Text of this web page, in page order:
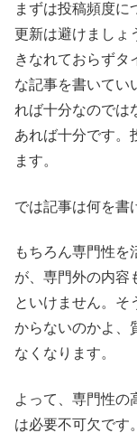
まずは投稿頻度に
更新は避けましょ
きなれておらずタ
な記事を書いてい
れば十分なのでは
あれば十分です。
ます。
では記事は何を書
もちろん専門性を
が、専門外の内容
といけません。そ
からないのかよ、
なくなります。
よって、専門性の
は必要不可欠です